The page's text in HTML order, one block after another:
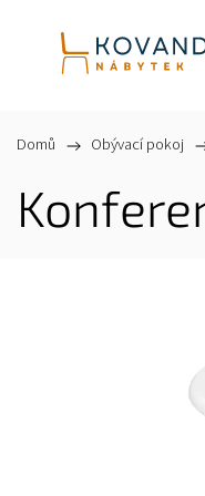
Domů / Obývací pokoj /